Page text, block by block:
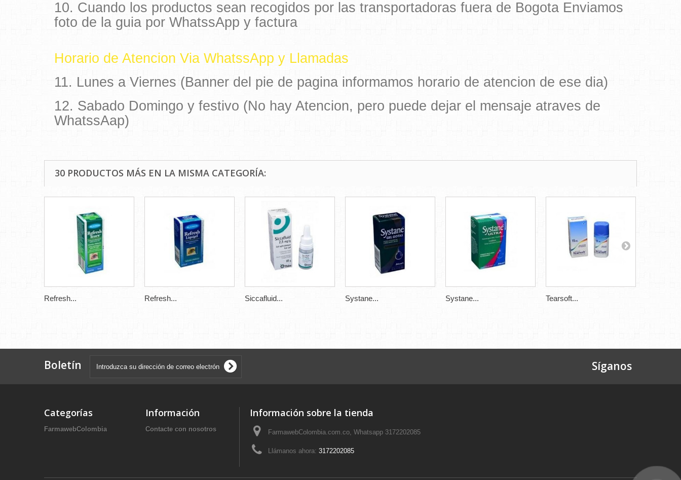
10. Cuando los productos sean recogidos por las transportadoras fuera de Bogota Enviamos
foto de la guia por WhatssApp y factura
Horario de Atencion Via WhatssApp y Llamadas
11. Lunes a Viernes (Banner del pie de pagina informamos horario de atencion de ese dia)
12. Sabado Domingo y festivo (No hay Atencion, pero puede dejar el mensaje atraves de
WhatssAap)
30 PRODUCTOS MÁS EN LA MISMA CATEGORÍA:
Refresh... Refresh... Siccafluid... Systane... Systane... Tearsoft...
Boletín Síganos
Categorías
FarmawebColombia
Información
Contacte con nosotros
Información sobre la tienda
FarmawebColombia.com.co, Whatsapp 3172202085
Llámanos ahora: 3172202085